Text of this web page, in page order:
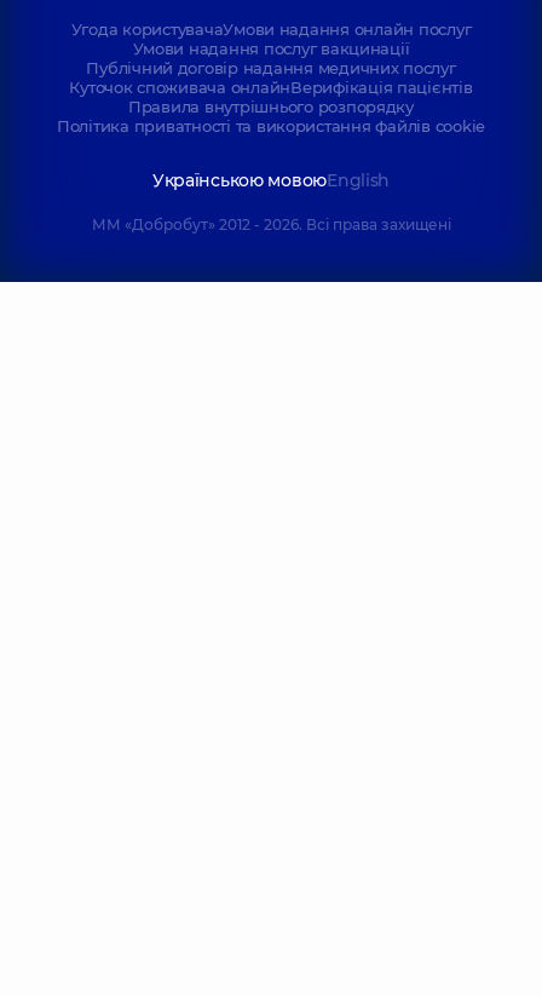
Угода користувачаУмови надання онлайн послуг
Умови надання послуг вакцинації
Публічний договір надання медичних послуг
Куточок споживача онлайнВерифікація пацієнтів
Правила внутрішнього розпорядку
Політика приватності та використання файлів cookie
Українською мовоюEnglish
ММ «Добробут» 2012 - 2026. Всі права захищені